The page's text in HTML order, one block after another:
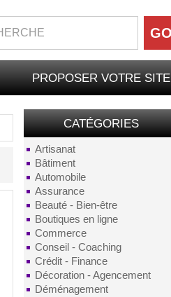
PROPOSER VOTRE SITE
CATÉGORIES
Artisanat
Bâtiment
Automobile
Assurance
Beauté - Bien-être
Boutiques en ligne
Commerce
Conseil - Coaching
Crédit - Finance
Décoration - Agencement
Déménagement